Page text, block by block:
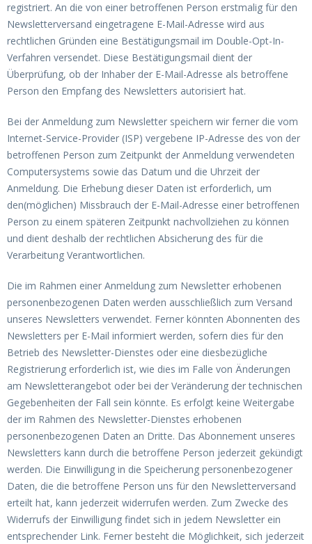
registriert. An die von einer betroffenen Person erstmalig für den
Newsletterversand eingetragene E-Mail-Adresse wird aus
rechtlichen Gründen eine Bestätigungsmail im Double-Opt-In-
Verfahren versendet. Diese Bestätigungsmail dient der
Überprüfung, ob der Inhaber der E-Mail-Adresse als betroffene
Person den Empfang des Newsletters autorisiert hat.
Bei der Anmeldung zum Newsletter speichern wir ferner die vom
Internet-Service-Provider (ISP) vergebene IP-Adresse des von der
betroffenen Person zum Zeitpunkt der Anmeldung verwendeten
Computersystems sowie das Datum und die Uhrzeit der
Anmeldung. Die Erhebung dieser Daten ist erforderlich, um
den(möglichen) Missbrauch der E-Mail-Adresse einer betroffenen
Person zu einem späteren Zeitpunkt nachvollziehen zu können
und dient deshalb der rechtlichen Absicherung des für die
Verarbeitung Verantwortlichen.
Die im Rahmen einer Anmeldung zum Newsletter erhobenen
personenbezogenen Daten werden ausschließlich zum Versand
unseres Newsletters verwendet. Ferner könnten Abonnenten des
Newsletters per E-Mail informiert werden, sofern dies für den
Betrieb des Newsletter-Dienstes oder eine diesbezügliche
Registrierung erforderlich ist, wie dies im Falle von Änderungen
am Newsletterangebot oder bei der Veränderung der technischen
Gegebenheiten der Fall sein könnte. Es erfolgt keine Weitergabe
der im Rahmen des Newsletter-Dienstes erhobenen
personenbezogenen Daten an Dritte. Das Abonnement unseres
Newsletters kann durch die betroffene Person jederzeit gekündigt
werden. Die Einwilligung in die Speicherung personenbezogener
Daten, die die betroffene Person uns für den Newsletterversand
erteilt hat, kann jederzeit widerrufen werden. Zum Zwecke des
Widerrufs der Einwilligung findet sich in jedem Newsletter ein
entsprechender Link. Ferner besteht die Möglichkeit, sich jederzeit